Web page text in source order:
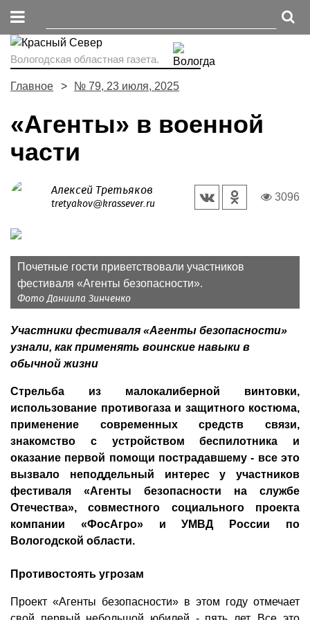
Вологодская областная газета.
Главное № 79, 23 июля, 2025
«Агенты» в военной
части
Алексей Третьяков
tretyakov@krassever.ru
3096
Почетные гости приветствовали участников
фестиваля «Агенты безопасности».
Фото Даниила Зинченко
Участники фестиваля «Агенты безопасности»
узнали, как применять воинские навыки в
обычной жизни
Стрельба из малокалиберной винтовки,
использование противогаза и защитного костюма,
применение современных средств связи,
знакомство с устройством беспилотника и
оказание первой помощи пострадавшему - все это
вызвало неподдельный интерес у участников
фестиваля «Агенты безопасности на службе
Отечества», совместного социального проекта
компании «ФосАгро» и УМВД России по
Вологодской области.
Противостоять угрозам
Проект «Агенты безопасности» в этом году отмечает